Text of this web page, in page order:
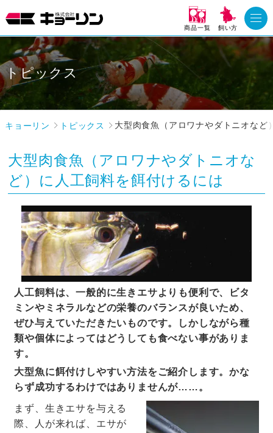
商品一覧 飼い方
トピックス
キョーリン トピックス 大型肉食魚（アロワナやダトニオなど
大型肉食魚（アロワナやダトニオな
ど）に人工飼料を餌付けるには
人工飼料は、一般的に生きエサよりも便利で、ビタ
ミンやミネラルなどの栄養のバランスが良いため、
ぜひ与えていただきたいものです。しかしながら種
類や個体によってはどうしても食べない事がありま
す。
大型魚に餌付けしやすい方法をご紹介します。かな
らず成功するわけではありませんが……。
まず、生きエサを与える
際、人が来れば、エサが